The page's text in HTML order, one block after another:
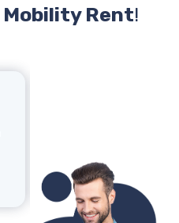
Mobility Rent!
Google